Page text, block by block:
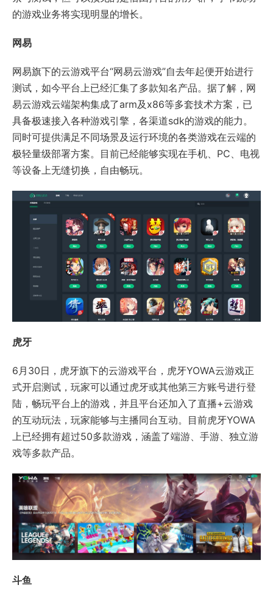
的游戏业务将实现明显的增长。
网易
网易旗下的云游戏平台“网易云游戏”自去年起便开始进行
测试，如今平台上已经汇集了多款知名产品。据了解，网
易云游戏云端架构集成了arm及x86等多套技术方案，已
具备极速接入各种游戏引擎，各渠道sdk的游戏的能力。
同时可提供满足不同场景及运行环境的各类游戏在云端的
极轻量级部署方案。目前已经能够实现在手机、PC、电视
等设备上无缝切换，自由畅玩。
虎牙
6月30日，虎牙旗下的云游戏平台，虎牙YOWA云游戏正
式开启测试，玩家可以通过虎牙或其他第三方账号进行登
陆，畅玩平台上的游戏，并且平台还加入了直播+云游戏
的互动玩法，玩家能够与主播同台互动。目前虎牙YOWA
上已经拥有超过50多款游戏，涵盖了端游、手游、独立游
戏等多款产品。
斗鱼